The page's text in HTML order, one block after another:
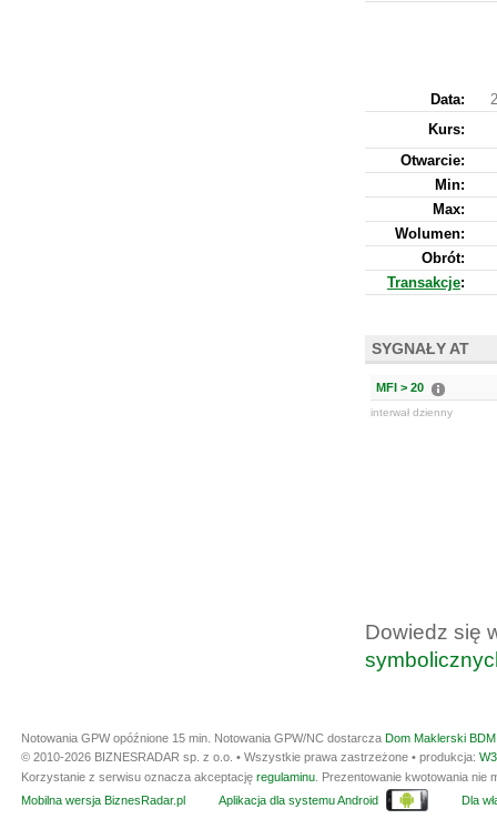
Data:
Kurs:
Otwarcie:
Min:
Max:
Wolumen:
Obrót:
Transakcje:
SYGNAŁY AT
MFI > 20
interwał dzienny
Dowiedz się
Notowania GPW opóźnione 15 min. Notowania GPW/NC dostarcza Dom Maklerski
© 2010-2026 BIZNESRADAR sp. z o.o. • Wszystkie prawa zastrzeżone • produkcja:
Korzystanie z serwisu oznacza akceptację regulaminu . Prezentowanie kwotowania
Mobilna wersja BiznesRadar.pl
Aplikacja dla systemu Android Dla